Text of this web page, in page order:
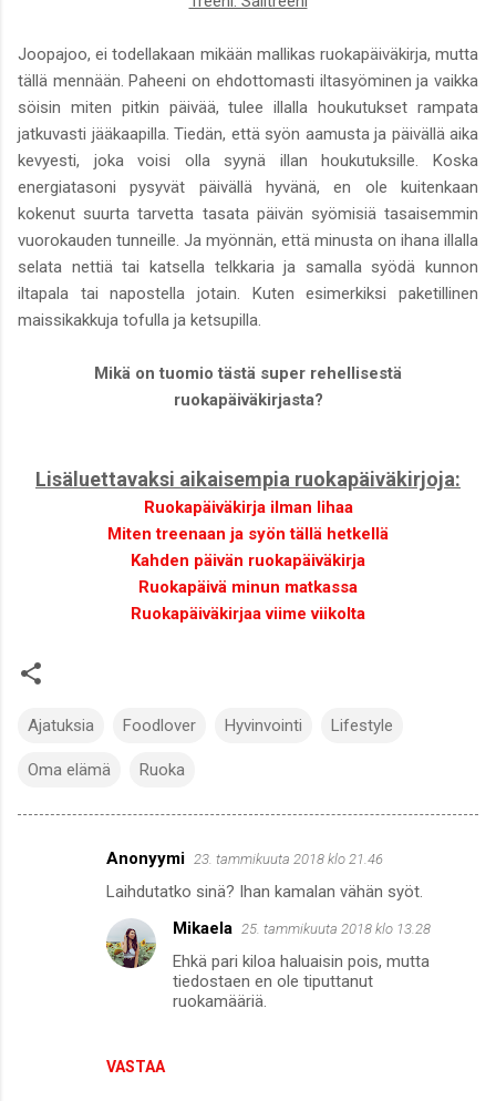
Joopajoo, ei todellakaan mikään mallikas ruokapäiväkirja, mutta
tällä mennään. Paheeni on ehdottomasti iltasyöminen ja vaikka
söisin miten pitkin päivää, tulee illalla houkutukset rampata
jatkuvasti jääkaapilla. Tiedän, että syön aamusta ja päivällä aika
kevyesti, joka voisi olla syynä illan houkutuksille. Koska
energiatasoni pysyvät päivällä hyvänä, en ole kuitenkaan
kokenut suurta tarvetta tasata päivän syömisiä tasaisemmin
vuorokauden tunneille. Ja myönnän, että minusta on ihana illalla
selata nettiä tai katsella telkkaria ja samalla syödä kunnon
iltapala tai napostella jotain. Kuten esimerkiksi paketillinen
maissikakkuja tofulla ja ketsupilla.
Mikä on tuomio tästä super rehellisestä
ruokapäiväkirjasta?
Lisäluettavaksi aikaisempia ruokapäiväkirjoja:
Ruokapäiväkirja ilman lihaa
Miten treenaan ja syön tällä hetkellä
Kahden päivän ruokapäiväkirja
Ruokapäivä minun matkassa
Ruokapäiväkirjaa viime viikolta
Ajatuksia Foodlover Hyvinvointi Lifestyle
Oma elämä Ruoka
Anonyymi 23. tammikuuta 2018 klo 21.46
Laihdutatko sinä? Ihan kamalan vähän syöt.
VASTAA
Mikaela 25. tammikuuta 2018 klo 13.28
Ehkä pari kiloa haluaisin pois, mutta
tiedostaen en ole tiputtanut
ruokamääriä.